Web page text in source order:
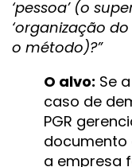
‘pessoa’ (o
‘organização
o método)?”
O alvo: Se
caso de
PGR
documento
a empresa